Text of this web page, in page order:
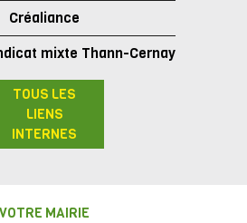
Créaliance
mixte Thann-Cernay
TOUS LES
LIENS
INTERNES
VOTRE MAIRIE